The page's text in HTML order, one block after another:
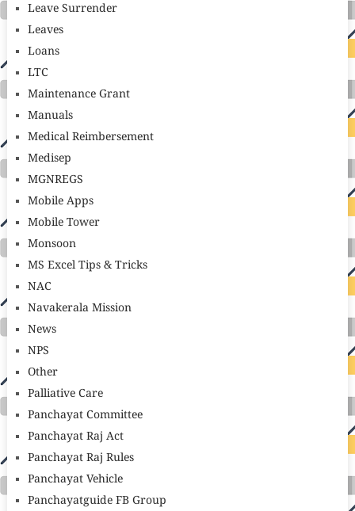
Leave Surrender
Leaves
Loans
LTC
Maintenance Grant
Manuals
Medical Reimbersement
Medisep
MGNREGS
Mobile Apps
Mobile Tower
Monsoon
MS Excel Tips & Tricks
NAC
Navakerala Mission
News
NPS
Other
Palliative Care
Panchayat Committee
Panchayat Raj Act
Panchayat Raj Rules
Panchayat Vehicle
Panchayatguide FB Group